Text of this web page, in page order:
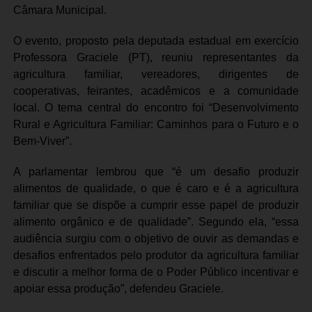
Câmara Municipal.
O evento, proposto pela deputada estadual em exercício
Professora Graciele (PT), reuniu representantes da
agricultura familiar, vereadores, dirigentes de
cooperativas, feirantes, acadêmicos e a comunidade
local. O tema central do encontro foi “Desenvolvimento
Rural e Agricultura Familiar: Caminhos para o Futuro e o
Bem-Viver”.
A parlamentar lembrou que “é um desafio produzir
alimentos de qualidade, o que é caro e é a agricultura
familiar que se dispõe a cumprir esse papel de produzir
alimento orgânico e de qualidade”. Segundo ela, “essa
audiência surgiu com o objetivo de ouvir as demandas e
desafios enfrentados pelo produtor da agricultura familiar
e discutir a melhor forma de o Poder Público incentivar e
apoiar essa produção”, defendeu Graciele.